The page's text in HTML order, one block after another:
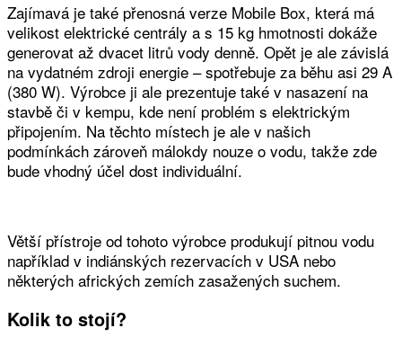
Zajímavá je také přenosná verze Mobile Box, která má
velikost elektrické centrály a s 15 kg hmotnosti dokáže
generovat až dvacet litrů vody denně. Opět je ale závislá
na vydatném zdroji energie – spotřebuje za běhu asi 29 A
(380 W). Výrobce ji ale prezentuje také v nasazení na
stavbě či v kempu, kde není problém s elektrickým
připojením. Na těchto místech je ale v našich
podmínkách zároveň málokdy nouze o vodu, takže zde
bude vhodný účel dost individuální.
Větší přístroje od tohoto výrobce produkují pitnou vodu
například v indiánských rezervacích v USA nebo
některých afrických zemích zasažených suchem.
Kolik to stojí?